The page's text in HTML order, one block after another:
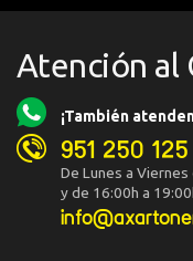
Atención al
¡También
951 250 125
De Lunes a
y de 16:00h a